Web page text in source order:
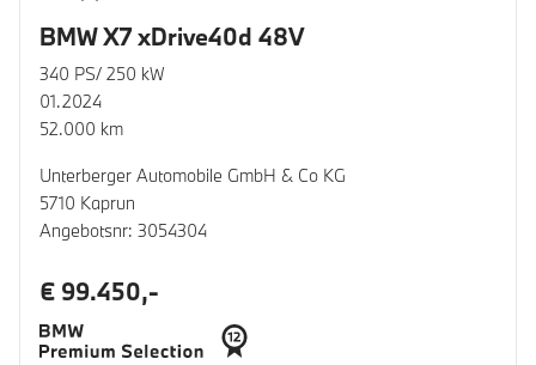
BMW X7 xDrive40d 48V
340 PS/ 250 kW
01.2024
52.000 km
Unterberger Automobile GmbH & Co KG
5710 Kaprun
Angebotsnr: 3054304
€ 99.450,-